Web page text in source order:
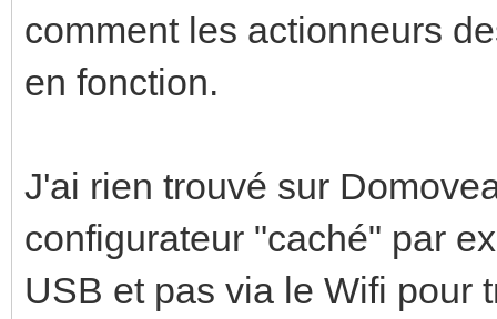
comment les actionneurs
en fonction.
J'ai rien trouvé sur
configurateur "caché" par
USB et pas via le Wifi pour